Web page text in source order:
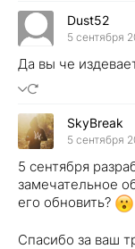
Dust52
5 сентября
Да вы че
SkyBreak
5 сентября
5 сентября
замечательное
его обновить?
Спасибо за ваш